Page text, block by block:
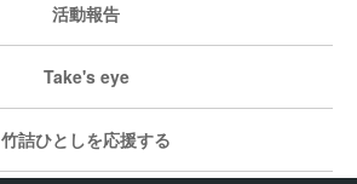
活動報告
Take's eye
竹詰ひとしを応援する